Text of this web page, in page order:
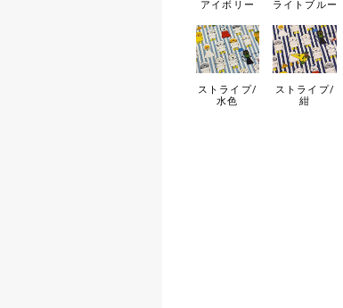
アイボリー ライトブルー
ストライプ/
水色
ストライプ/
紺